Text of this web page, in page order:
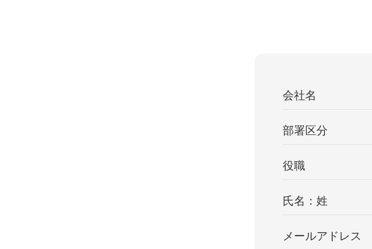
会社名
部署区分
役職
氏名：姓
メールアドレス